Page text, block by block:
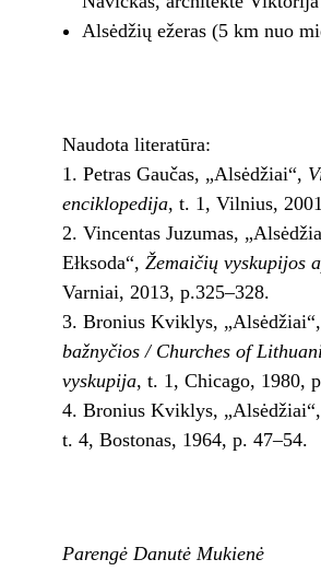
Alsėdžių ežeras (5 km nuo
Naudota literatūra:
Petras Gaučas, „Alsėdžiai“,
enciklopedija, t. 1, Vilnius,
Vincentas Juzumas,
Ełksoda“, Žemaičių vyskupijos
Varniai, 2013, p.325–328.
Bronius Kviklys, „Alsėdžiai“,
bažnyčios / Churches of
vyskupija, t. 1, Chicago, 1980,
Bronius Kviklys, „Alsėdžiai“,
t. 4, Bostonas, 1964, p. 47–54.
Parengė Danutė Mukienė